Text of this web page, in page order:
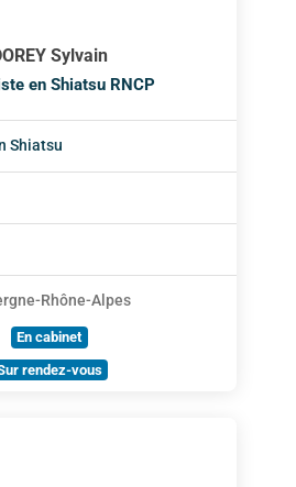
Sylvain
en Shiatsu RNCP
Shiatsu
Rhône-Alpes
En cabinet
rendez-vous